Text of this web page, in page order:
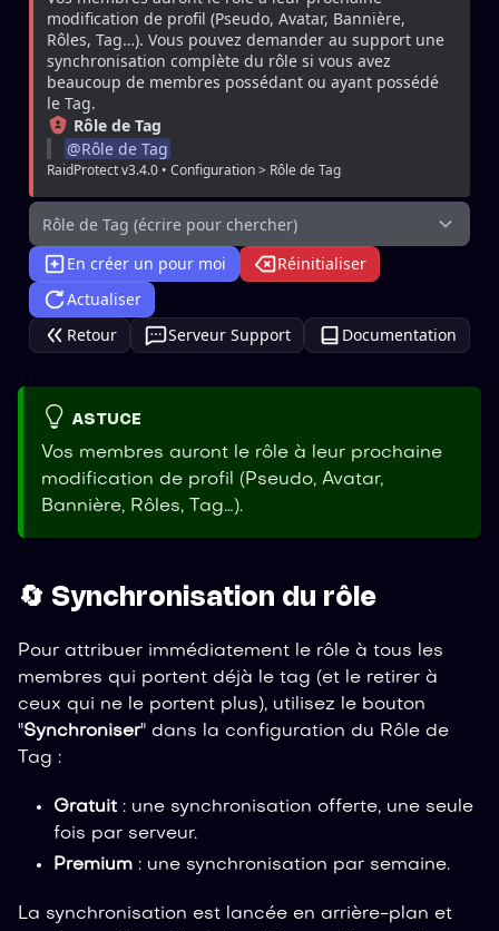
modification de profil (Pseudo, Avatar, Bannière,
Rôles, Tag…). Vous pouvez demander au support une
synchronisation complète du rôle si vous avez
beaucoup de membres possédant ou ayant possédé
le Tag.
Rôle de Tag
@Rôle de Tag
RaidProtect v3.4.0 • Configuration > Rôle de Tag
Rôle de Tag (écrire pour chercher)
En créer un pour moi
Réinitialiser
Actualiser
Retour
Serveur Support Documentation
ASTUCE
Vos membres auront le rôle à leur prochaine
modification de profil (Pseudo, Avatar,
Bannière, Rôles, Tag…).
🔄 Synchronisation du rôle
Pour attribuer immédiatement le rôle à tous les
membres qui portent déjà le tag (et le retirer à
ceux qui ne le portent plus), utilisez le bouton
"Synchroniser" dans la configuration du Rôle de
Tag :
Gratuit : une synchronisation offerte, une seule
fois par serveur.
Premium : une synchronisation par semaine.
La synchronisation est lancée en arrière-plan et